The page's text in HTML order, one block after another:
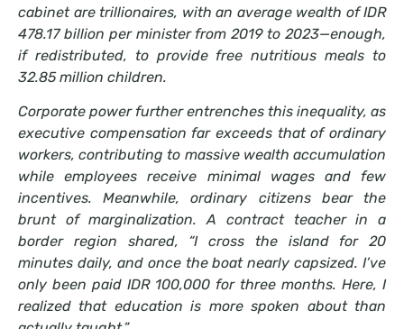
cabinet are trillionaires, with an average wealth of IDR
478.17 billion per minister from 2019 to 2023—enough,
if redistributed, to provide free nutritious meals to
32.85 million children.
Corporate power further entrenches this inequality, as
executive compensation far exceeds that of ordinary
workers, contributing to massive wealth accumulation
while employees receive minimal wages and few
incentives. Meanwhile, ordinary citizens bear the
brunt of marginalization. A contract teacher in a
border region shared, “I cross the island for 20
minutes daily, and once the boat nearly capsized. I’ve
only been paid IDR 100,000 for three months. Here, I
realized that education is more spoken about than